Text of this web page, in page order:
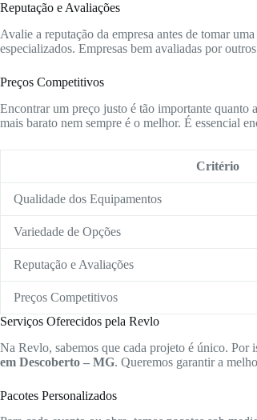
Reputação e Avaliações
Avalie a reputação da empresa antes de tomar
especializados. Empresas bem avaliadas por
Preços Competitivos
Encontrar um preço justo é tão importante quanto
mais barato nem sempre é o melhor. É essencial
Critério
Qualidade dos Equipamentos
Variedade de Opções
Reputação e Avaliações
Preços Competitivos
Serviços Oferecidos pela Revlo
Na Revlo, sabemos que cada projeto é único. Por
em Descoberto – MG. Queremos garantir a
Pacotes Personalizados